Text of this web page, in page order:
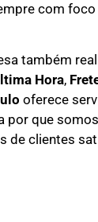
com foco
também
Hora, F
oferece
por que
de clientes